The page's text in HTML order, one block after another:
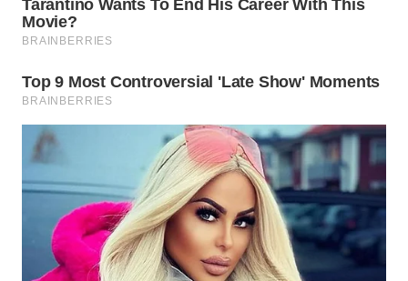
WN
TAPANULI
UTARA
WN
WN
PADANG
WN
SUMEDANG